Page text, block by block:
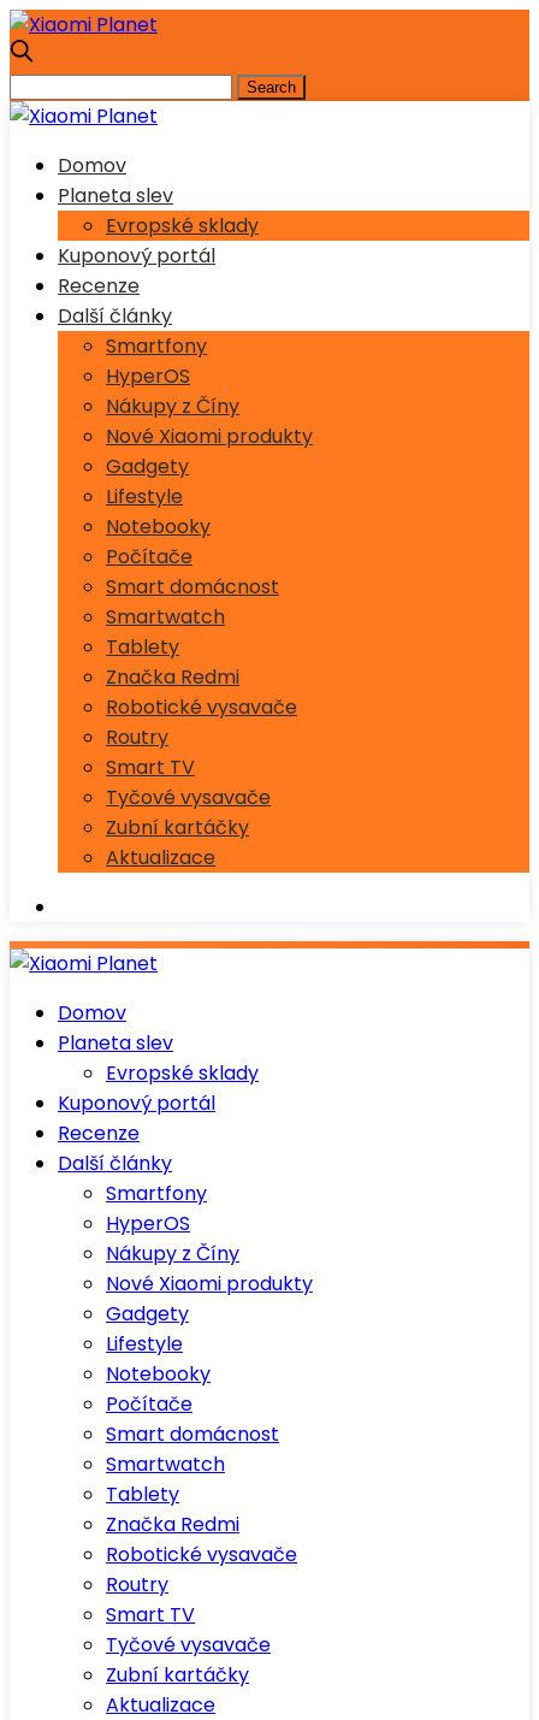
Domov
Planeta slev
Evropské sklady
Kuponový portál
Recenze
Další články
Smartfony
HyperOS
Nákupy z Číny
Nové Xiaomi produkty
Gadgety
Lifestyle
Notebooky
Počítače
Smart domácnost
Smartwatch
Tablety
Značka Redmi
Robotické vysavače
Routry
Smart TV
Tyčové vysavače
Zubní kartáčky
Aktualizace
Domov
Planeta slev
Evropské sklady
Kuponový portál
Recenze
Další články
Smartfony
HyperOS
Nákupy z Číny
Nové Xiaomi produkty
Gadgety
Lifestyle
Notebooky
Počítače
Smart domácnost
Smartwatch
Tablety
Značka Redmi
Robotické vysavače
Routry
Smart TV
Tyčové vysavače
Zubní kartáčky
Aktualizace